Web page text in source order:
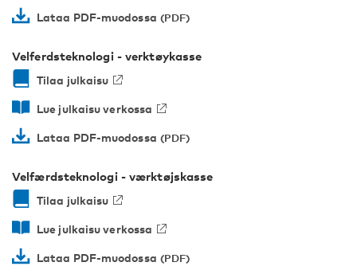
Lataa PDF-muodossa
Velferdsteknologi - verktøykasse
Tilaa julkaisu
Lue julkaisu verkossa
Lataa PDF-muodossa
Velfærdsteknologi - værktøjskasse
Tilaa julkaisu
Lue julkaisu verkossa
Lataa PDF-muodossa